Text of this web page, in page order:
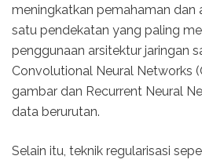
meningkatkan pemahaman dan
satu pendekatan yang paling
penggunaan arsitektur jaringan
Convolutional Neural Networks
gambar dan Recurrent Neural
data berurutan.
Selain itu, teknik regularisasi